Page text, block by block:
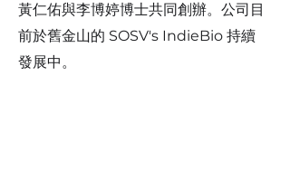
黃仁佑與李博婷博士共同創辦。公司目
前於舊金山的 SOSV's IndieBio 持續
發展中。